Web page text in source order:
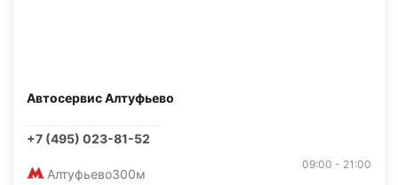
Автосервис Алтуфьево
+7 (495) 023-81-52
Алтуфьево300м
09:00 - 21:00